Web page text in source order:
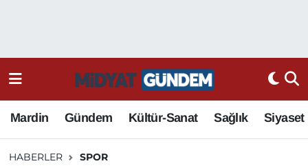
Mardin Gündem Kültür-Sanat Sağlık Siyaset
HABERLER SPOR